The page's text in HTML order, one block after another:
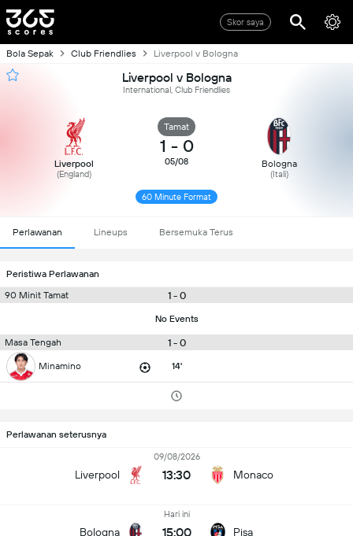
Skor saya
Bola Sepak Club Friendlies Liverpool v Bologna
Liverpool v Bologna
International, Club Friendlies
Liverpool
(England)
Tamat
1 - 0
05/08 Bologna
(Itali)
60 Minute Format
Perlawanan Lineups Bersemuka Terus
Peristiwa Perlawanan
90 Minit Tamat
1 - 0
No Events
Masa Tengah 1 - 0
Minamino 14'
Perlawanan seterusnya
Liverpool
09/08/2026
13:30 Monaco
Bologna
Hari ini
15:00 Pisa